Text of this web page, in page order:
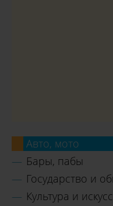
Авто, мото
Бары, пабы
Государство и
Культура и